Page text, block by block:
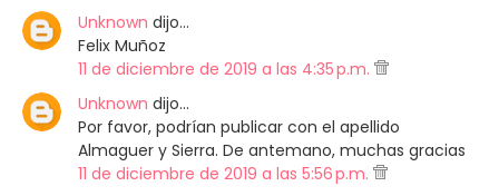
Unknown dijo…
Felix Muñoz
11 de diciembre de 2019 a las 4:35 p.m.
Unknown dijo…
Por favor, podrían publicar con el apellido
Almaguer y Sierra. De antemano, muchas gracias
11 de diciembre de 2019 a las 5:56 p.m.